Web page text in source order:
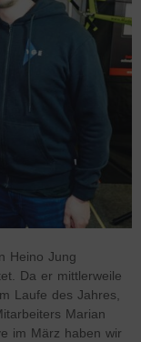
Heino Jung
Da er mittlerweile
Laufe des Jahres,
Marian
im März haben wir